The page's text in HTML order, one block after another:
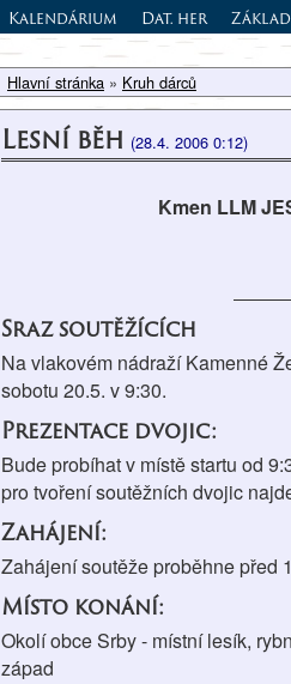
Kalendárium Dat. her
Hlavní stránka » Kruh dárců
Lesní běh (28.4. 2006 0:12)
Kmen LLM
Sraz soutěžících
Na vlakovém nádraží Kamenné
sobotu 20.5. v 9:30.
Prezentace dvojic:
Bude probíhat v místě startu od
pro tvoření soutěžních dvojic
Zahájení:
Zahájení soutěže proběhne před
Místo konání:
Okolí obce Srby - místní lesík,
západ